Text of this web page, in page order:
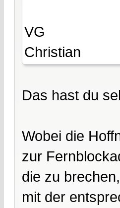
VG
Christian
Das hast du
Wobei die
zur
die zu
mit der